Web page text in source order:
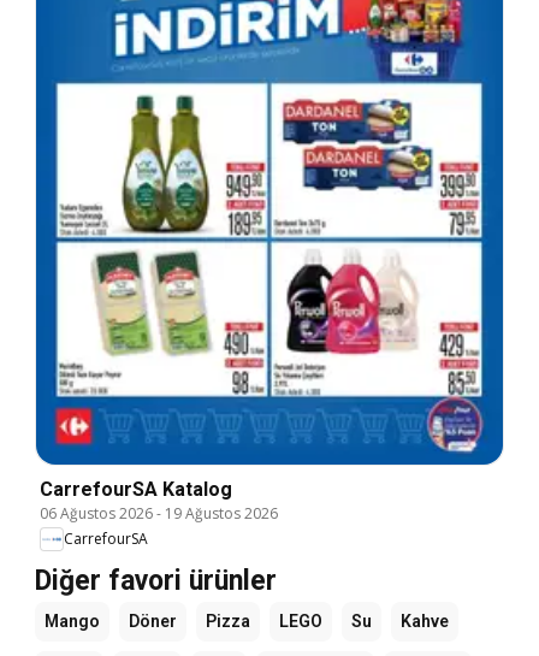
CarrefourSA Katalog
06 Ağustos 2026- 19 Ağustos 2026
CarrefourSA
Diğer favori ürünler
Mango Döner Pizza LEGO Su Kahve